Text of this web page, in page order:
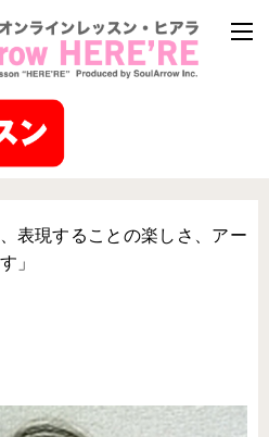
表現することの楽しさ、アー
」